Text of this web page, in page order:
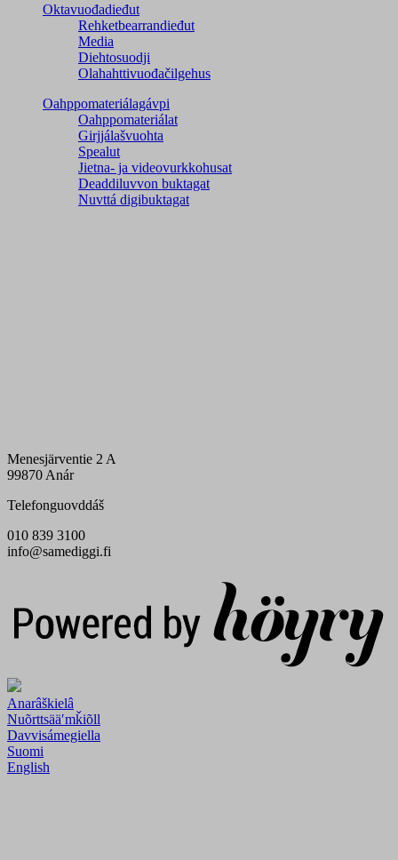
Oktavuođadieđut
Rehketbearrandieđut
Media
Diehtosuodji
Olahahttivuođačilgehus
Oahppomateriálagávpi
Oahppomateriálat
Girjjálašvuohta
Spealut
Jietna- ja videovurkkohusat
Deaddiluvvon buktagat
Nuvttá digibuktagat
Menesjärventie 2 A
99870 Anár
Telefonguovddáš
010 839 3100
info@samediggi.fi
Anarâškielâ
Nuõrttsääʹmǩiõll
Davvisámegiella
Suomi
English